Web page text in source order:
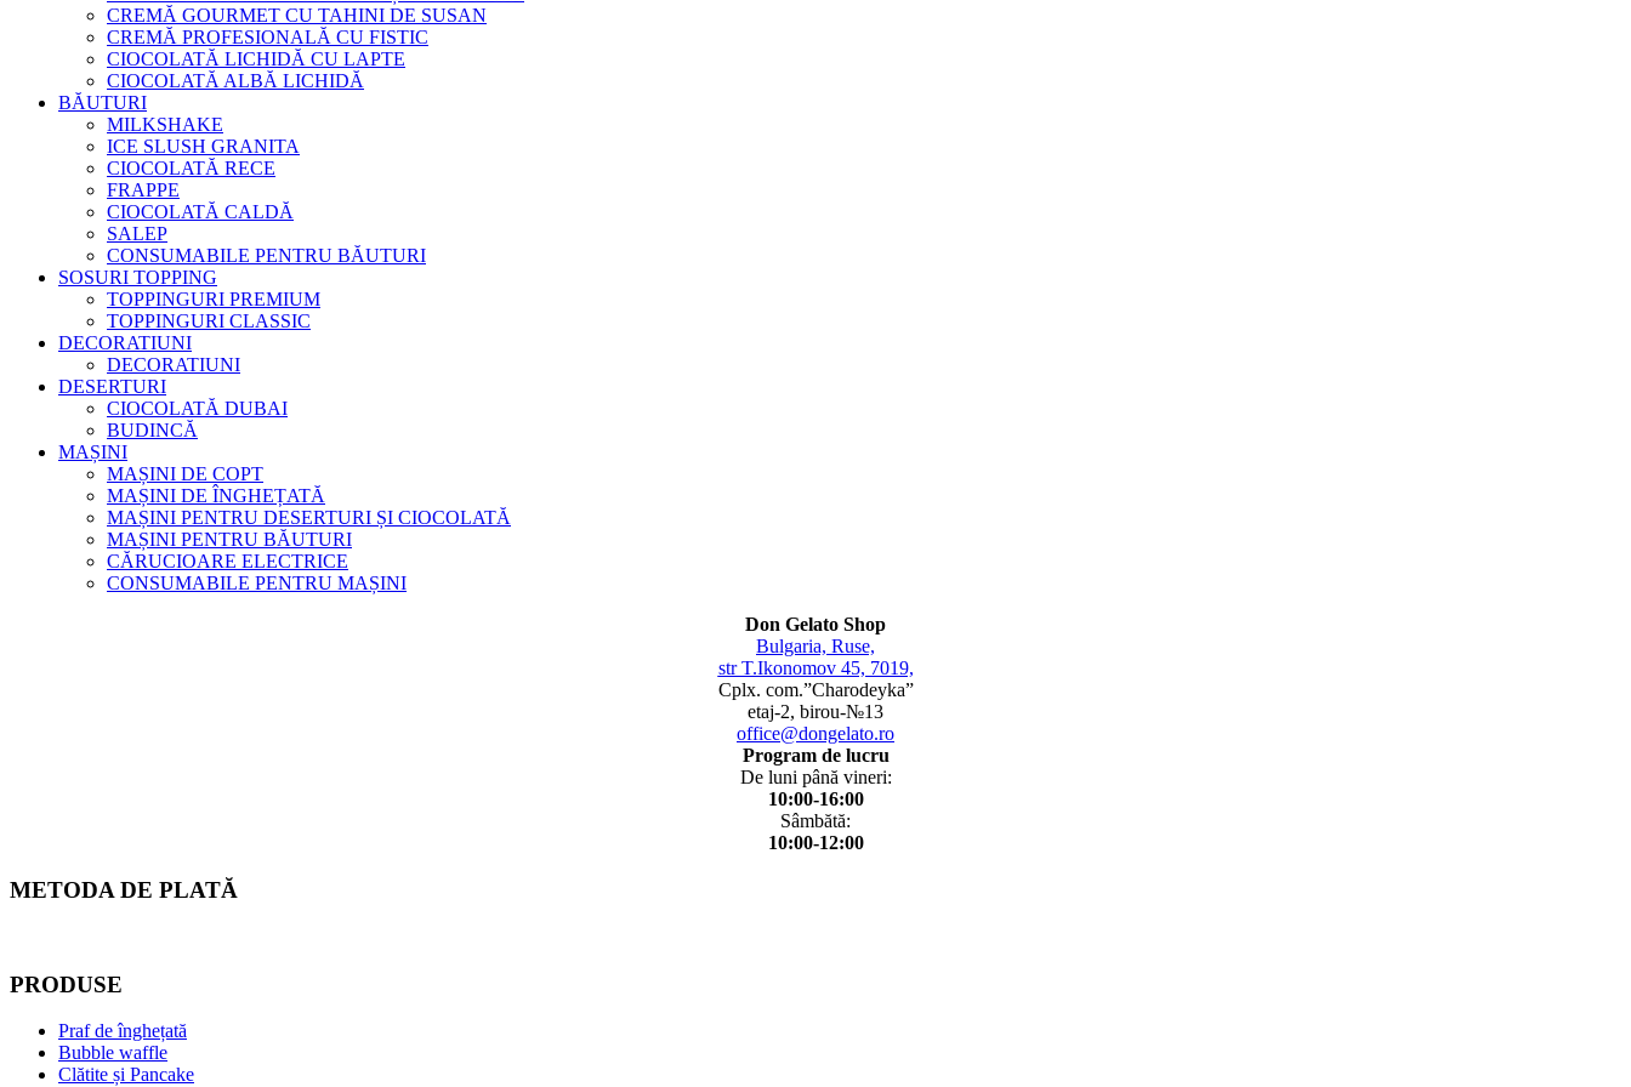
CREMĂ GOURMET CU TAHINI DE SUSAN
CREMĂ PROFESIONALĂ CU FISTIC
CIOCOLATĂ LICHIDĂ CU LAPTE
CIOCOLATĂ ALBĂ LICHIDĂ
BĂUTURI
MILKSHAKE
ICE SLUSH GRANITA
CIOCOLATĂ RECE
FRAPPE
CIOCOLATĂ CALDĂ
SALEP
CONSUMABILE PENTRU BĂUTURI
SOSURI TOPPING
TOPPINGURI PREMIUM
TOPPINGURI CLASSIC
DECORATIUNI
DECORATIUNI
DESERTURI
CIOCOLATĂ DUBAI
BUDINCĂ
MAȘINI
MAȘINI DE COPT
MAȘINI DE ÎNGHEȚATĂ
MAȘINI PENTRU DESERTURI ȘI CIOCOLATĂ
MAȘINI PENTRU BĂUTURI
CĂRUCIOARE ELECTRICE
CONSUMABILE PENTRU MAȘINI
Don Gelato Shop
Bulgaria, Ruse,
str T.Ikonomov 45, 7019,
Cplx. com.”Charodeyka”
etaj-2, birou-№13
office@dongelato.ro
Program de lucru
De luni până vineri:
10:00-16:00
Sâmbătă:
10:00-12:00
METODA DE PLATĂ
PRODUSE
Praf de înghețată
Bubble waffle
Clătite și Pancake